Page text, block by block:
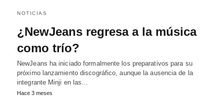
NOTICIAS
¿NewJeans regresa a la música
como trío?
NewJeans ha iniciado formalmente los preparativos para su
próximo lanzamiento discográfico, aunque la ausencia de la
integrante Minji en las…
Hace 3 meses